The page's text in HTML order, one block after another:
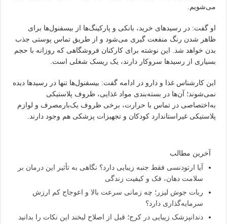
می‌شویم.
او گفت: در رسیدهای خرید، بانکی و پارکینگ‌ها از بیسفنول‌ها برای
ظاهر شدن رنگ منفعت گیری می‌شود و از طریق تماس پوستی جذب
بدن خواهد شد. این نوشته برای کارکنان فروشگاهی که روزانه با حجم
بسیاری از رسیدها سروکار دارند، یک ریسک شغلی است.
این کارشناس غذا و دارو در ادامه گفت: بیسفنول‌ها تنها در رسیدها دیده
نمی‌شوند؛ آن‌ها در بسته‌بندی مواد غذایی، ظروف پلاستیکی
به‌اختصاصی در تماس با حرارت، برخی ظروف یک‌بارمصرف و لوازم
پلاستیکی غیراستاندارد کودکان و تجهیزات پزشکی هم وجود دارند.
آخرین مطالب
آیا ارتودنسی فقط جنبه زیبایی دارد؟ نگاهی به تأثیر این درمان بر
سلامت دهان، فک و کیفیت زندگی
ربات جوش لیزر؛ چه زمانی سرعت بالا و اعوجاج کم ارزش
سرمایه‌گذاری دارد؟
دندانپزشک زیبایی در کرج؛ قبل از اصلاح لبخند این نکات را بدانید